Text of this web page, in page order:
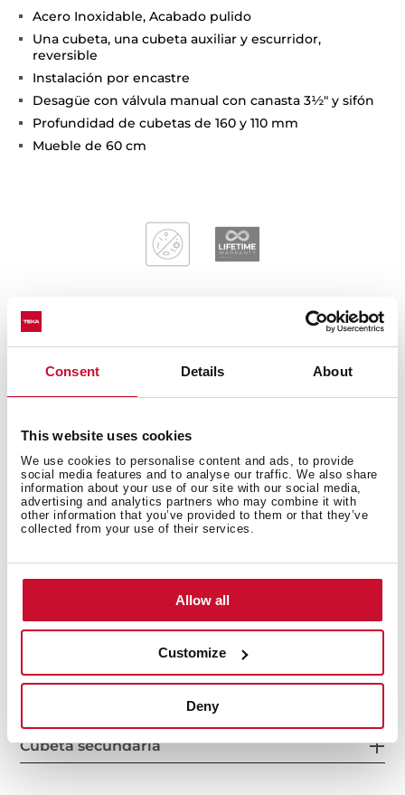
Consent Details About
This website uses cookies
We use cookies to personalise content and ads, to provide
social media features and to analyse our traffic. We also share
information about your use of our site with our social media,
advertising and analytics partners who may combine it with
other information that you’ve provided to them or that they’ve
collected from your use of their services.
Allow all
Customize
Deny
Acero Inoxidable, Acabado pulido
Una cubeta, una cubeta auxiliar y escurridor,
reversible
Instalación por encastre
Desagüe con válvula manual con canasta 3½" y sifón
Profundidad de cubetas de 160 y 110 mm
Mueble de 60 cm
Cubeta principal
Cubeta secundaria